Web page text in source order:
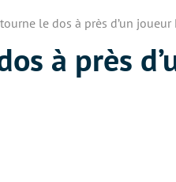
le dos à près d’un joueur
à près